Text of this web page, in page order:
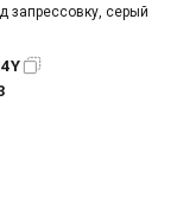
запрессовку, серый